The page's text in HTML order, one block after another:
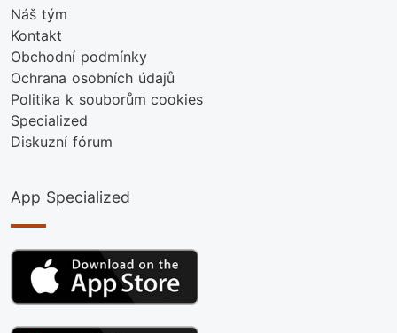
Náš tým
Kontakt
Obchodní podmínky
Ochrana osobních údajů
Politika k souborům cookies
Specialized
Diskuzní fórum
App Specialized